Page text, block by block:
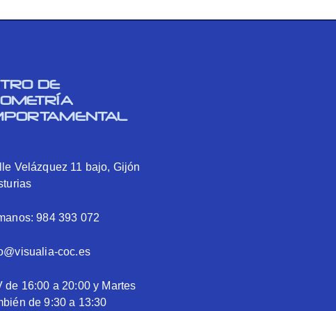
DE
Velázquez 11 bajo, Gijón
984 393 072
coc.es
de 16:00 a 20:00 y Martes
de 9:30 a 13:30